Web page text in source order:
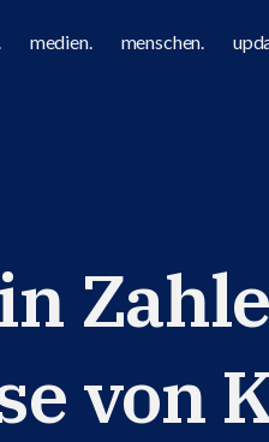
medien. menschen.
von